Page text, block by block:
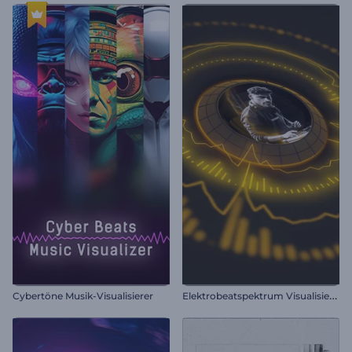
Cybertöne Musik-Visualisierer E
lektrobeatspektrum Visualisierer